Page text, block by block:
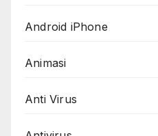
Android iPhone
Animasi
Anti Virus